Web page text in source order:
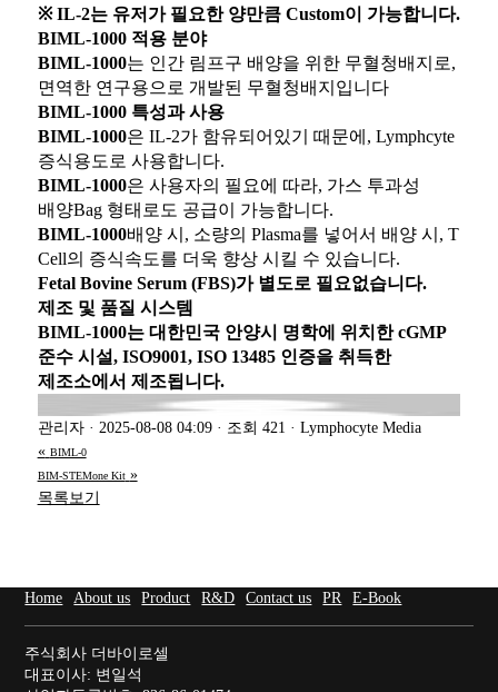
※ IL-2는 유저가 필요한 양만큼 Custom이 가능합니다.
BIML-1000 적용 분야
BIML-1000는 인간 림프구 배양을 위한 무혈청배지로,
면역한 연구용으로 개발된 무혈청배지입니다
BIML-1000 특성과 사용
BIML-1000은 IL-2가 함유되어있기 때문에, Lymphcyte
증식용도로 사용합니다.
BIML-1000은 사용자의 필요에 따라, 가스 투과성
배양Bag 형태로도 공급이 가능합니다.
BIML-1000배양 시, 소량의 Plasma를 넣어서 배양 시, T
Cell의 증식속도를 더욱 향상 시킬 수 있습니다.
Fetal Bovine Serum (FBS)가 별도로 필요없습니다.
제조 및 품질 시스템
BIML-1000는 대한민국 안양시 명학에 위치한cGMP
준수 시설, ISO9001, ISO 13485 인증을 취득한
제조소에서 제조됩니다.
관리자 · 2025-08-08 04:09 · 조회 421 · Lymphocyte Media
« BIML-0
BIM-STEMone Kit »
목록보기
Home About us Product R&D Contact us PR E-Book
주식회사 더바이로셀
대표이사: 변일석